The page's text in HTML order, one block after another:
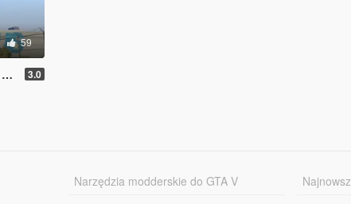
59
3.0
Narzędzia modderskie do GTA V